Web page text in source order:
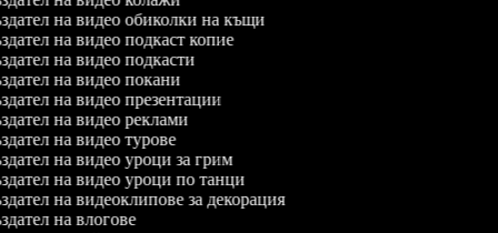
на видео обиколки на къщи
на видео подкаст копие
на видео подкасти
на видео покани
на видео презентации
на видео реклами
на видео турове
на видео уроци за грим
на видео уроци по танци
на видеоклипове за декорация
на влогове